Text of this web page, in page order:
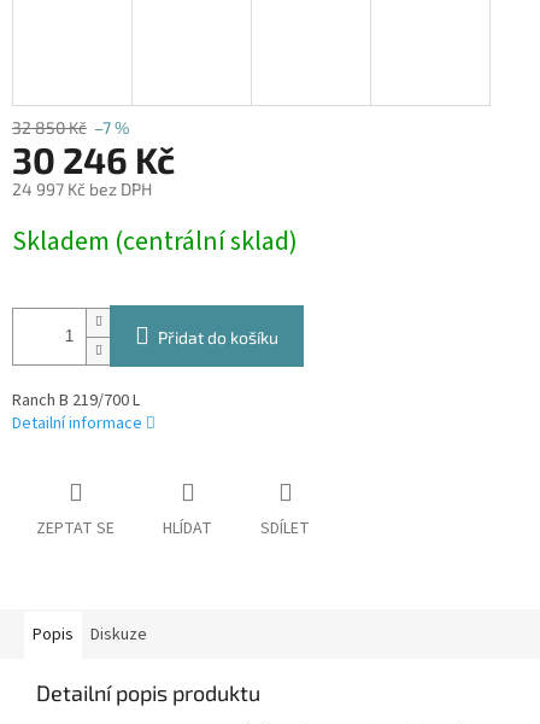
32 850 Kč –7 %
30 246 Kč
24 997 Kč bez DPH
cena:
Skladem (centrální sklad)
Přidat do košíku
Ranch B 219/700 L
Detailní informace
ZEPTAT SE HLÍDAT SDÍLET
Popis Diskuze
Detailní popis produktu